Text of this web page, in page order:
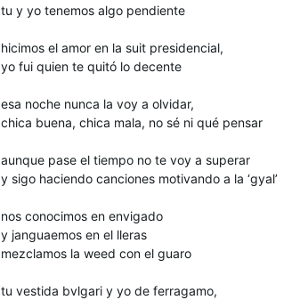
tu y yo tenemos algo pendiente
hicimos el amor en la suit presidencial,
yo fui quien te quitó lo decente
esa noche nunca la voy a olvidar,
chica buena, chica mala, no sé ni qué pensar
aunque pase el tiempo no te voy a superar
y sigo haciendo canciones motivando a la ‘gyal’
nos conocimos en envigado
y janguaemos en el lleras
mezclamos la weed con el guaro
tu vestida bvlgari y yo de ferragamo,